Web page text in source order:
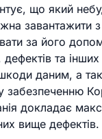
що який
завантажити
за його
та інших
даним, а
докладає
вище дефектів.